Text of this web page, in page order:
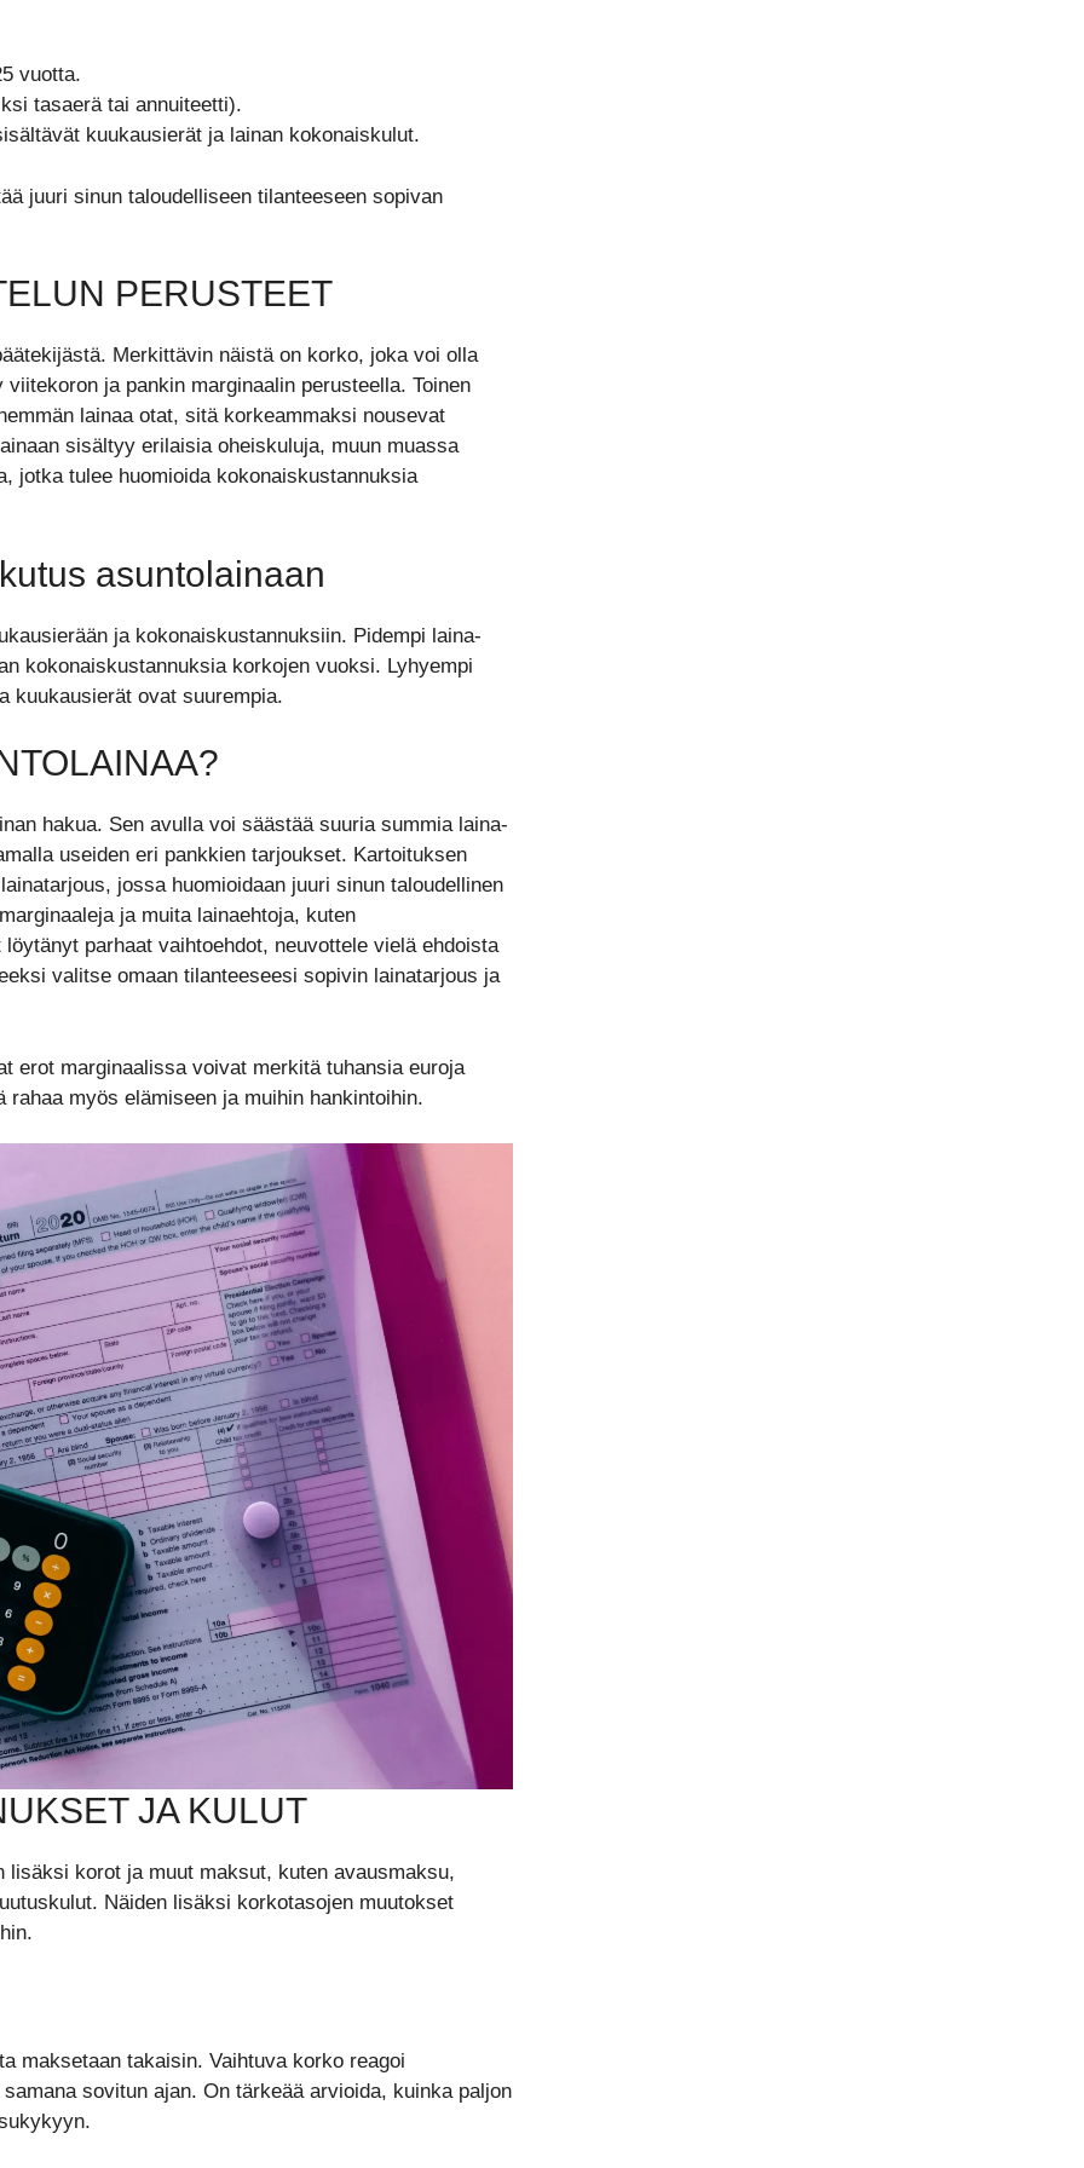
vuotta.
tasaerä tai annuiteetti).
kuukausierät ja lainan kokonaiskulut.
juuri sinun taloudelliseen tilanteeseen sopivan
PERUSTEET
Merkittävin näistä on korko, joka voi olla
ja pankin marginaalin perusteella. Toinen
lainaa otat, sitä korkeammaksi nousevat
sisältyy erilaisia oheiskuluja, muun muassa
jotka tulee huomioida kokonaiskustannuksia
asuntolainaan
ja kokonaiskustannuksiin. Pidempi laina-
kokonaiskustannuksia korkojen vuoksi. Lyhyempi
kuukausierät ovat suurempia.
hakua. Sen avulla voi säästää suuria summia laina-
useiden eri pankkien tarjoukset. Kartoituksen
jossa huomioidaan juuri sinun taloudellinen
ja muita lainaehtoja, kuten
parhaat vaihtoehdot, neuvottele vielä ehdoista
valitse omaan tilanteeseesi sopivin lainatarjous ja
erot marginaalissa voivat merkitä tuhansia euroja
myös elämiseen ja muihin hankintoihin.
JA KULUT
lisäksi korot ja muut maksut, kuten avausmaksu,
Näiden lisäksi korkotasojen muutokset
maksetaan takaisin. Vaihtuva korko reagoi
sovitun ajan. On tärkeää arvioida, kuinka paljon